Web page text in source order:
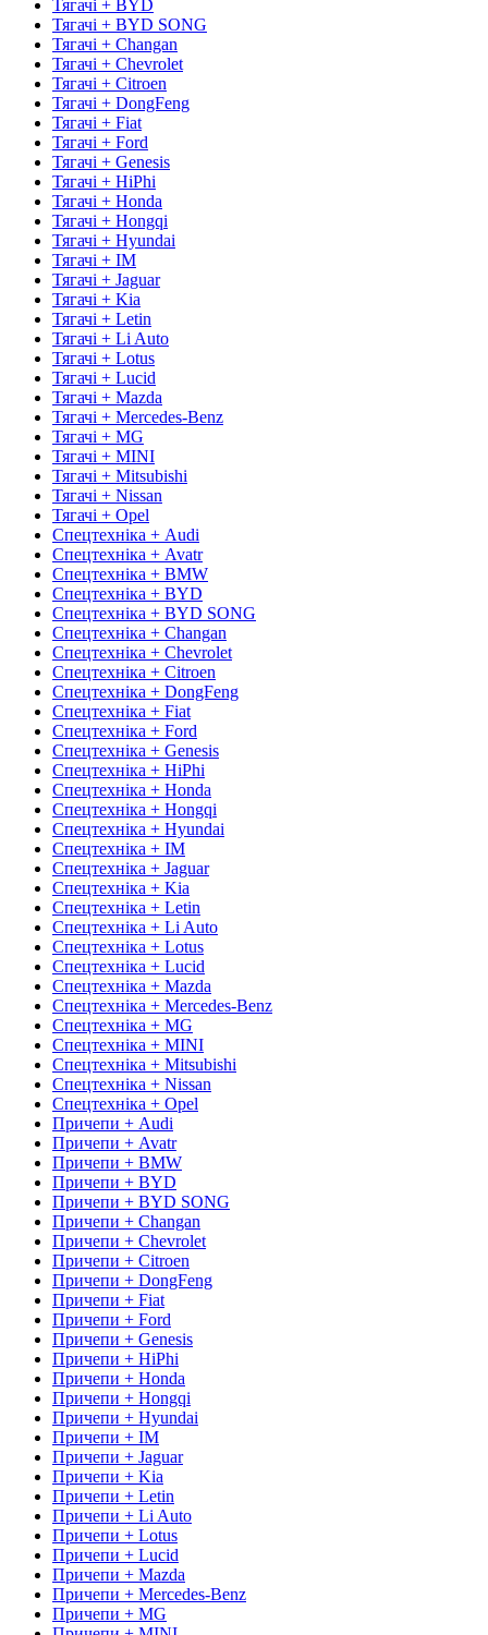
Тягачі + BYD
Тягачі + BYD SONG
Тягачі + Changan
Тягачі + Chevrolet
Тягачі + Citroen
Тягачі + DongFeng
Тягачі + Fiat
Тягачі + Ford
Тягачі + Genesis
Тягачі + HiPhi
Тягачі + Honda
Тягачі + Hongqi
Тягачі + Hyundai
Тягачі + IM
Тягачі + Jaguar
Тягачі + Kia
Тягачі + Letin
Тягачі + Li Auto
Тягачі + Lotus
Тягачі + Lucid
Тягачі + Mazda
Тягачі + Mercedes-Benz
Тягачі + MG
Тягачі + MINI
Тягачі + Mitsubishi
Тягачі + Nissan
Тягачі + Opel
Спецтехніка + Audi
Спецтехніка + Avatr
Спецтехніка + BMW
Спецтехніка + BYD
Спецтехніка + BYD SONG
Спецтехніка + Changan
Спецтехніка + Chevrolet
Спецтехніка + Citroen
Спецтехніка + DongFeng
Спецтехніка + Fiat
Спецтехніка + Ford
Спецтехніка + Genesis
Спецтехніка + HiPhi
Спецтехніка + Honda
Спецтехніка + Hongqi
Спецтехніка + Hyundai
Спецтехніка + IM
Спецтехніка + Jaguar
Спецтехніка + Kia
Спецтехніка + Letin
Спецтехніка + Li Auto
Спецтехніка + Lotus
Спецтехніка + Lucid
Спецтехніка + Mazda
Спецтехніка + Mercedes-Benz
Спецтехніка + MG
Спецтехніка + MINI
Спецтехніка + Mitsubishi
Спецтехніка + Nissan
Спецтехніка + Opel
Причепи + Audi
Причепи + Avatr
Причепи + BMW
Причепи + BYD
Причепи + BYD SONG
Причепи + Changan
Причепи + Chevrolet
Причепи + Citroen
Причепи + DongFeng
Причепи + Fiat
Причепи + Ford
Причепи + Genesis
Причепи + HiPhi
Причепи + Honda
Причепи + Hongqi
Причепи + Hyundai
Причепи + IM
Причепи + Jaguar
Причепи + Kia
Причепи + Letin
Причепи + Li Auto
Причепи + Lotus
Причепи + Lucid
Причепи + Mazda
Причепи + Mercedes-Benz
Причепи + MG